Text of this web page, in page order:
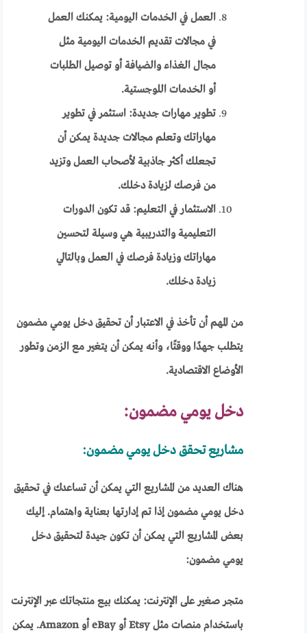
العمل في الخدمات اليومية: يمكنك العمل
في مجالات تقديم الخدمات اليومية مثل
مجال الغذاء والضيافة أو توصيل الطلبات
أو الخدمات اللوجستية.
تطوير مهارات جديدة: استثمر في تطوير
مهاراتك وتعلم مجالات جديدة يمكن أن
تجعلك أكثر جاذبية لأصحاب العمل وتزيد
من فرصك لزيادة دخلك.
الاستثمار في التعليم: قد تكون الدورات
التعليمية والتدريبية هي وسيلة لتحسين
مهاراتك وزيادة فرصك في العمل وبالتالي
زيادة دخلك.
من المهم أن تأخذ في الاعتبار أن تحقيق دخل يومي مضمون
يتطلب جهدًا ووقتًا، وأنه يمكن أن يتغير مع الزمن وتطور
الأوضاع الاقتصادية.
دخل يومي مضمون:
مشاريع تحقق دخل يومي مضمون:
هناك العديد من المشاريع التي يمكن أن تساعدك في تحقيق
دخل يومي مضمون إذا تم إدارتها بعناية واهتمام. إليك
بعض المشاريع التي يمكن أن تكون جيدة لتحقيق دخل
يومي مضمون:
متجر صغير على الإنترنت: يمكنك بيع منتجاتك عبر الإنترنت
باستخدام منصات مثل Etsy أو eBay أو Amazon. يمكن